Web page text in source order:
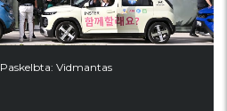
Paskelbta: Vidmantas